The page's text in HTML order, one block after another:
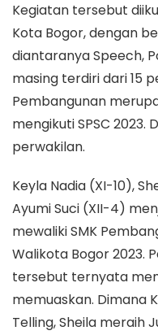
Kegiatan tersebut
Kota Bogor, dengan
diantaranya Speech,
masing terdiri dari 15
Pembangunan
mengikuti SPSC 2023.
perwakilan.
Keyla Nadia (XI-10),
Ayumi Suci (XII-4)
mewaliki SMK
Walikota Bogor 2023.
tersebut ternyata
memuaskan. Dimana
Telling, Sheila meraih